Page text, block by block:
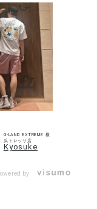
search
G-LAND EXTREME 横
浜トレッサ店
Kyosuke
by